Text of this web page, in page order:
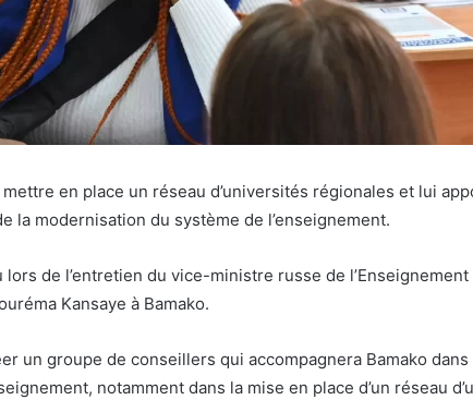
en place un réseau d’universités régionales et lui
la modernisation du système de l’enseignement.
lors de l’entretien du vice-ministre russe de
Kansaye à Bamako.
un groupe de conseillers qui accompagnera Bamako
notamment dans la mise en place d’un réseau